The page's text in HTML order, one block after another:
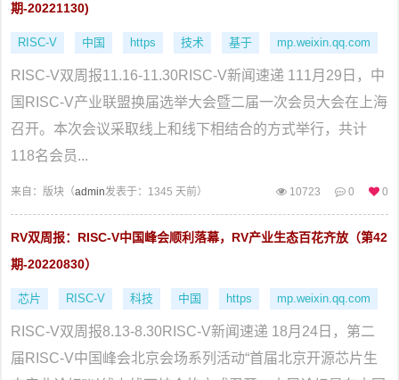
期-20221130)
RISC-V 中国 https 技术 基于 mp.weixin.qq.com
RISC-V双周报11.16-11.30RISC-V新闻速递 111月29日，中
国RISC-V产业联盟换届选举大会暨二届一次会员大会在上海
召开。本次会议采取线上和线下相结合的方式举行，共计
118名会员...
来自： 版块（admin发表于：1345 天前） 10723 0 0
RV双周报：RISC-V中国峰会顺利落幕，RV产业生态百花齐放（第42
期-20220830）
芯片 RISC-V 科技 中国 https mp.weixin.qq.com
RISC-V双周报8.13-8.30RISC-V新闻速递 18月24日，第二
届RISC-V中国峰会北京会场系列活动“首届北京开源芯片生